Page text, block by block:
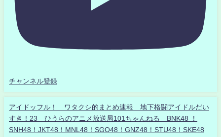
チャンネル登録
アイドッフル！ ワタクシ的まとめ速報 地下格闘アイドルだい
すき！23 ひうらのアニメ放送局101ちゃんねる BNK48 ！
SNH48！JKT48！MNL48！SGO48！GNZ48！STU48！SKE48